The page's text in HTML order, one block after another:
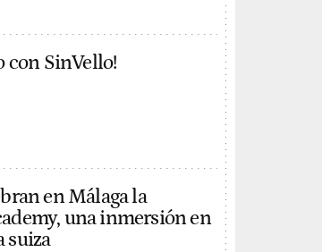
con SinVello!
en Málaga la
una inmersión en
suiza